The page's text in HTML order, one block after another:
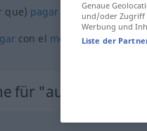
que) pagarel patopor a/c
con el mochuelo
für "ausbaden"
Genaue
und/oder Zugriff
Werbung und
Liste der